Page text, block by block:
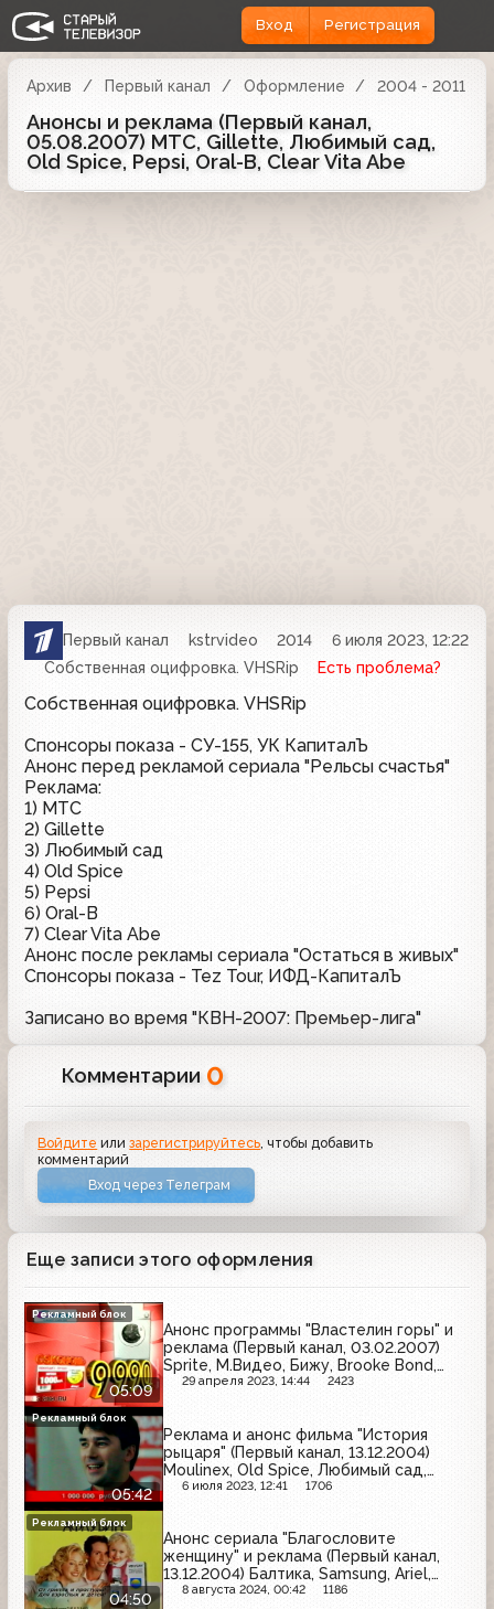
Вход Регистрация
Архив Первый канал Оформление 2004 - 2011
Анонсы и реклама (Первый канал,
05.08.2007) МТС, Gillette, Любимый сад,
Old Spice, Pepsi, Oral-B, Clear Vita Abe
Первый канал kstrvideo 2014
6 июля 2023, 12:22
Собственная оцифровка. VHSRip
Есть проблема?
Собственная оцифровка. VHSRip
Спонсоры показа - СУ-155, УК КапиталЪ
Анонс перед рекламой сериала "Рельсы счастья"
Реклама:
1) МТС
2) Gillette
3) Любимый сад
4) Old Spice
5) Pepsi
6) Oral-B
7) Clear Vita Abe
Анонс после рекламы сериала "Остаться в живых"
Спонсоры показа - Tez Tour, ИФД-КапиталЪ
Записано во время "КВН-2007: Премьер-лига"
Комментарии 0
Войдите илизарегистрируйтесь , чтобы добавить
комментарий
Вход через Телеграм
Еще записи этого оформления
05:09
Анонс программы "Властелин горы" и
реклама (Первый канал, 03.02.2007)
Sprite, М.Видео, Бижу, Brooke Bond,
L'Oreal, Tiret, Escada, Фервекс, Actimel,
29 апреля 2023, 14:44 2423
Рекламный блок
05:42
Реклама и анонс фильма "История
рыцаря" (Первый канал, 13.12.2004)
Moulinex, Old Spice, Любимый сад,
Samsung, Snickers, Л'Этуаль,
6 июля 2023, 12:41 1706
Рекламный блок
04:50
Анонс сериала "Благословите
женщину" и реклама (Первый канал,
13.12.2004) Балтика, Samsung, Ariel,
Афлубин, Fairy, Lenor
8 августа 2024, 00:42 1186
Рекламный блок